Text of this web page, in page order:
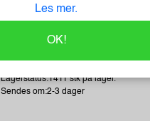
Earphones Saver 3.5 mm
Black (BULK)
Lagerstatus:1411 stk på lager.
Sendes om:2-3 dager
Les mer.
OK!